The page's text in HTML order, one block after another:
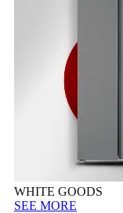
WHITE GOODS
SEE MORE